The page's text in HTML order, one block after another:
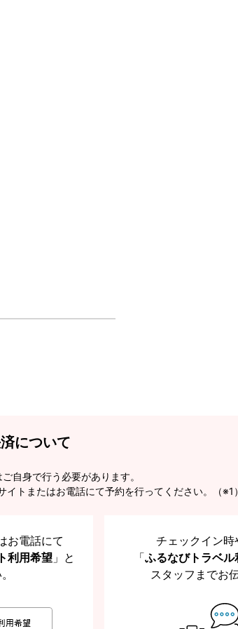
について
自身で行う必要があります。
イトまたはお電話にて予約を行ってください。（※1）
お電話にて
利用希望 」と
チェックイン時
「ふるなびトラベル
スタッフまでお